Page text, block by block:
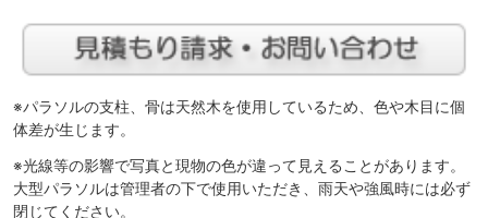
※パラソルの支柱、骨は天然木を使用しているため、色や木目に個
体差が生じます。
※光線等の影響で写真と現物の色が違って見えることがあります。
大型パラソルは管理者の下で使用いただき、雨天や強風時には必ず
閉じてください。